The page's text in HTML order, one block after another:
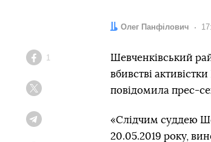
Автор:
Олег Панфілович
Facebook
1
Шевченківський
вбивстві
повідомила прес-
«Слідчим суддею
20.05.2019 року,